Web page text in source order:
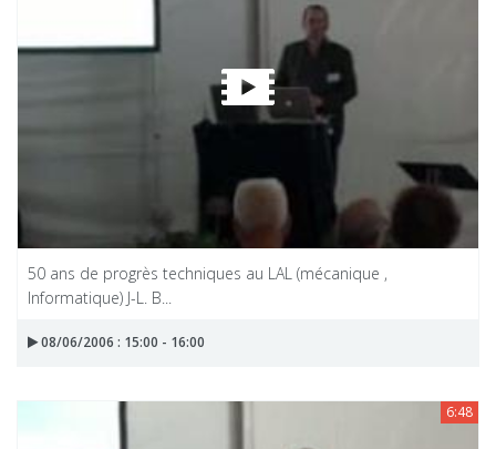
50 ans de progrès techniques au LAL (mécanique ,
Informatique) J-L. B...
08/06/2006 : 15:00 - 16:00
6:48